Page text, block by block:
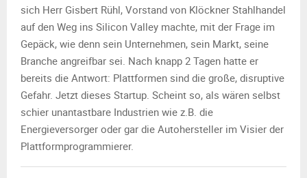
sich Herr Gisbert Rühl, Vorstand von Klöckner Stahlhandel
auf den Weg ins Silicon Valley machte, mit der Frage im
Gepäck, wie denn sein Unternehmen, sein Markt, seine
Branche angreifbar sei. Nach knapp 2 Tagen hatte er
bereits die Antwort: Plattformen sind die große, disruptive
Gefahr. Jetzt dieses Startup. Scheint so, als wären selbst
schier unantastbare Industrien wie z.B. die
Energieversorger oder gar die Autohersteller im Visier der
Plattformprogrammierer.